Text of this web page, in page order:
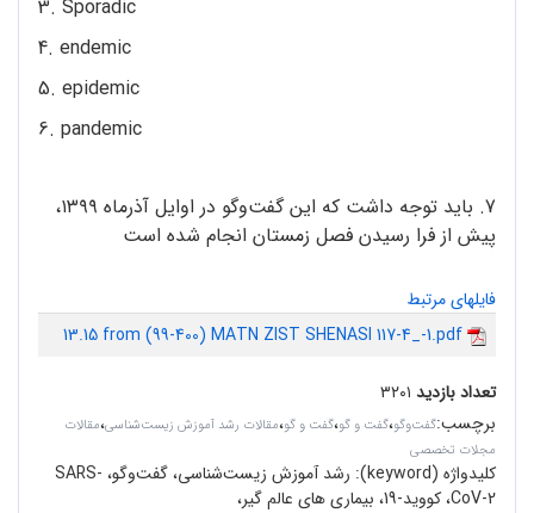
3. Sporadic
4. endemic
5. epidemic
6. pandemic
7. باید توجه داشت که این گفت‌وگو در اوایل آذرماه ۱۳۹۹،
پیش از فرا رسیدن فصل زمستان انجام شده است
فایلهای مرتبط
13.15 from (99-400) MATN ZIST SHENASI 117-4_-1.pdf
تعداد بازدید ۳۲۰۱
برچسب:گفت‌وگو،گفت و گو،گفت و گو،مقالات رشد آموزش زیست‌شناسی،مقالات
مجلات تخصصی
کلیدواژه (keyword):
رشد آموزش زیست‌شناسی، گفت‌وگو، SARS-
CoV-2، کووید-19، بیماری های عالم گیر،